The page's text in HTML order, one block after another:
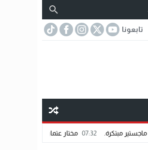
تابعونا
07:32 مختار عتمان.. «صديق المشاهير».. اسم شاب